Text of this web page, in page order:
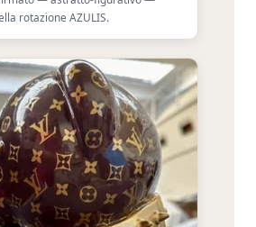
rotazione AZULIS.